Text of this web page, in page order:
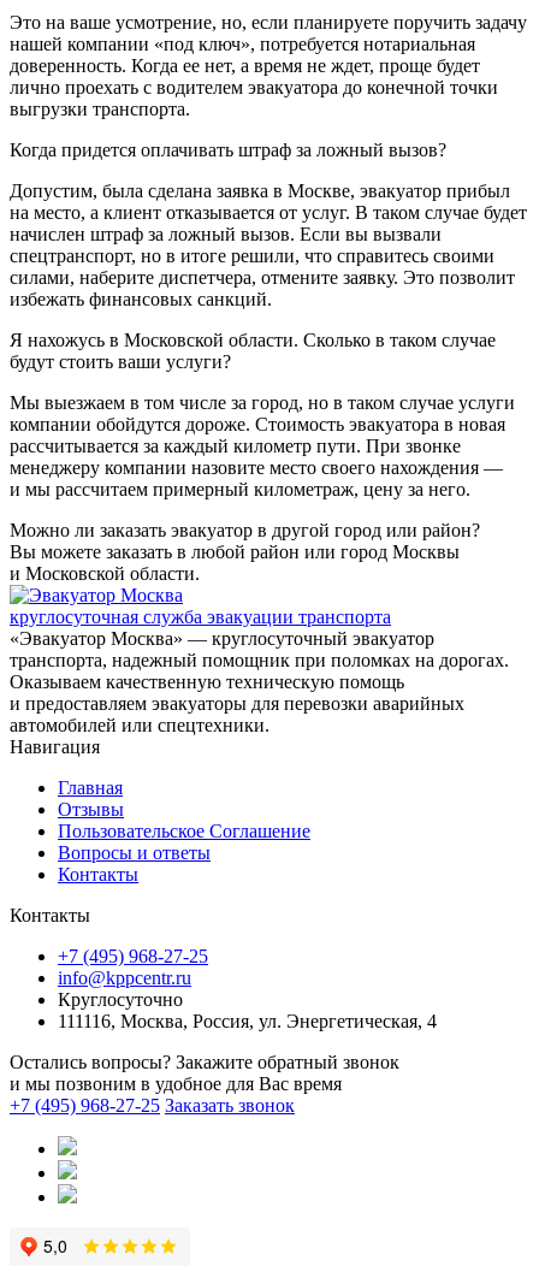
Это на ваше усмотрение, но, если планируете поручить задачу
нашей компании «под ключ», потребуется нотариальная
доверенность. Когда ее нет, а время не ждет, проще будет
лично проехать с водителем эвакуатора до конечной точки
выгрузки транспорта.
Когда придется оплачивать штраф за ложный вызов?
Допустим, была сделана заявка в Москве, эвакуатор прибыл
на место, а клиент отказывается от услуг. В таком случае будет
начислен штраф за ложный вызов. Если вы вызвали
спецтранспорт, но в итоге решили, что справитесь своими
силами, наберите диспетчера, отмените заявку. Это позволит
избежать финансовых санкций.
Я нахожусь в Московской области. Сколько в таком случае
будут стоить ваши услуги?
Мы выезжаем в том числе за город, но в таком случае услуги
компании обойдутся дороже. Стоимость эвакуатора в новая
рассчитывается за каждый километр пути. При звонке
менеджеру компании назовите место своего нахождения —
и мы рассчитаем примерный километраж, цену за него.
Можно ли заказать эвакуатор в другой город или район?
Вы можете заказать в любой район или город Москвы
и Московской области.
круглосуточная служба эвакуации транспорта
«Эвакуатор Москва» — круглосуточный эвакуатор
транспорта, надежный помощник при поломках на дорогах.
Оказываем качественную техническую помощь
и предоставляем эвакуаторы для перевозки аварийных
автомобилей или спецтехники.
Навигация
Главная
Отзывы
Пользовательское Соглашение
Вопросы и ответы
Контакты
Контакты
+7 (495) 968-27-25
info@kppcentr.ru
Круглосуточно
111116, Москва, Россия, ул. Энергетическая, 4
Остались вопросы? Закажите обратный звонок
и мы позвоним в удобное для Вас время
+7 (495) 968-27-25 Заказать звонок